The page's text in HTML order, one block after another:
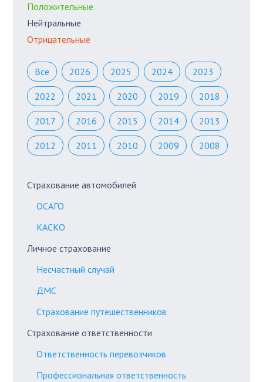
Положительные
Нейтральные
Отрицательные
Все 2026 2025 2024 2023
2022 2021 2020 2019 2018
2017 2016 2015 2014 2013
2012 2011 2010 2009 2008
Страхование автомобилей
ОСАГО
КАСКО
Личное страхование
Несчастный случай
ДМС
Страхование путешественников
Страхование ответственности
Ответственность перевозчиков
Профессиональная ответственность